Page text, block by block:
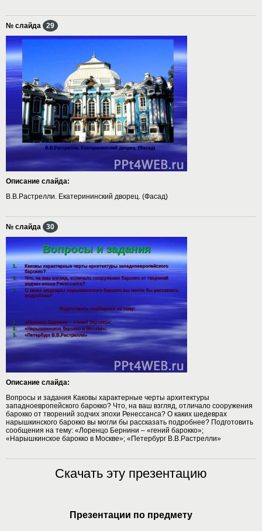
№ слайда 29
Описание слайда:
В.В.Растрелли. Екатерининский дворец. (Фасад)
№ слайда 30
Описание слайда:
Вопросы и задания Каковы характерные черты архитектуры
западноевропейского барокко? Что, на ваш взгляд, отличало сооружения
барокко от творений зодчих эпохи Ренессанса? О каких шедеврах
нарышкинского барокко вы могли бы рассказать подробнее? Подготовить
сообщения на тему: «Лоренцо Бернини – «гений барокко»;
«Нарышкинское барокко в Москве»; «Петербург В.В.Растрелли»
Скачать эту презентацию
Презентации по предмету